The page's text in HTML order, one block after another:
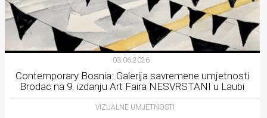
03.06.2026.
Contemporary Bosnia: Galerija savremene umjetnosti
Brodac na 9. izdanju Art Faira NESVRSTANI u Laubi
VIZUALNE UMJETNOSTI